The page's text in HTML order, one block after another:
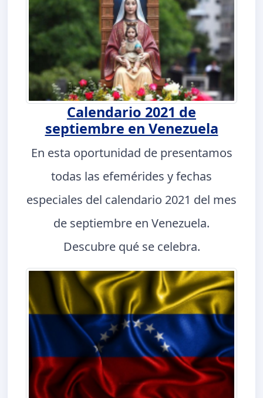
Calendario 2021 de
septiembre en Venezuela
En esta oportunidad de presentamos
todas las efemérides y fechas
especiales del calendario 2021 del mes
de septiembre en Venezuela.
Descubre qué se celebra.